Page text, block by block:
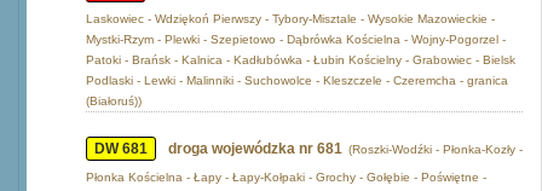
Laskowiec - Wdziękoń Pierwszy - Tybory-Misztale - Wysokie Mazowieckie -
Mystki-Rzym - Plewki - Szepietowo - Dąbrówka Kościelna - Wojny-Pogorzel -
Patoki - Brańsk - Kalnica - Kadłubówka - Łubin Kościelny - Grabowiec - Bielsk
Podlaski - Lewki - Malinniki - Suchowolce - Kleszczele - Czeremcha - granica
(Białoruś))
DW 681 droga wojewódzka nr 681 (Roszki-Wodźki - Płonka-Kozły -
Płonka Kościelna - Łapy - Łapy-Kołpaki - Grochy - Gołębie - Poświętne -